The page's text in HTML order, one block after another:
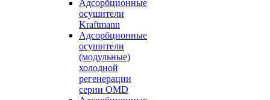
Адсорбционные
осушители
Kraftmann
Адсорбционные
осушители
(модульные)
холодной
регенерации
серии OMD